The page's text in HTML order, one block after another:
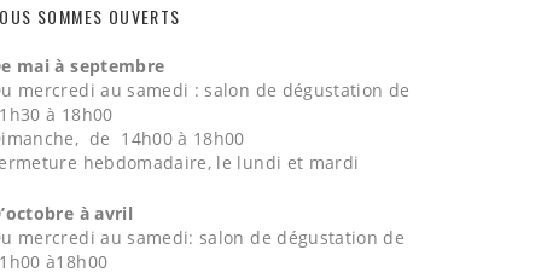
SOMMES OUVERTS
mai à septembre
mercredi au samedi : salon de dégustation de
à 18h00
de 14h00 à 18h00
hebdomadaire, le lundi et mardi
à avril
mercredi au samedi: salon de dégustation de
à18h00